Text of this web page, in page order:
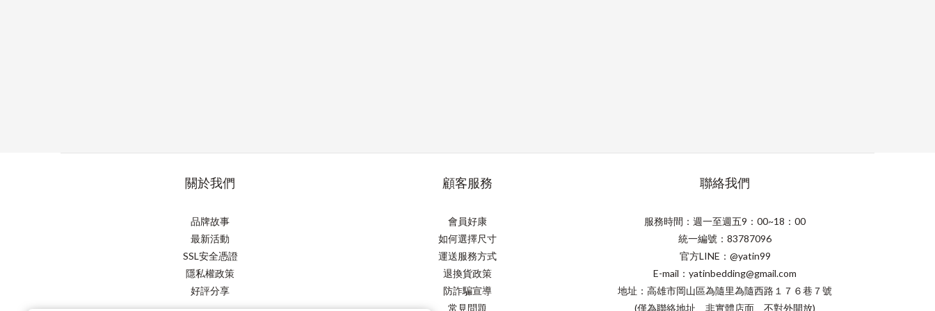
關於我們
品牌故事
最新活動
SSL安全憑證
隱私權政策
好評分享
顧客服務
會員好康
如何選擇尺寸
運送服務方式
退換貨政策
防詐騙宣導
常見問題
聯絡我們
服務時間：週一至週五9：00~18：00
統一編號：83787096
官方LINE：@yatin99
E-mail：yatinbedding@gmail.com
地址：高雄市岡山區為隨里為隨西路１７６巷７號
(僅為聯絡地址、非實體店面、不對外開放)